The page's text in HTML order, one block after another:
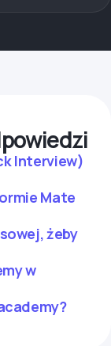
Interview)
Mate
żeby
w